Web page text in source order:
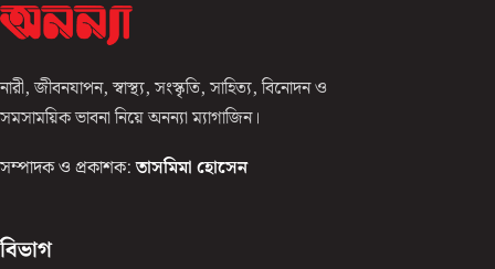
নারী, জীবনযাপন, স্বাস্থ্য, সংস্কৃতি, সাহিত্য, বিনোদন ও
সমসাময়িক ভাবনা নিয়ে অনন্যা ম্যাগাজিন।
সম্পাদক ও প্রকাশক: তাসমিমা হোসেন
বিভাগ